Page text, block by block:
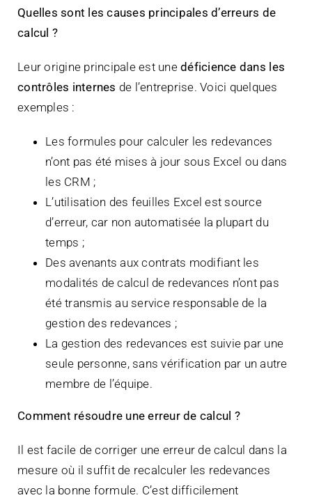
Quelles sont les causes principales d’erreurs de
calcul ?
Leur origine principale est unedéficience dans les
contrôles internes de l’entreprise. Voici quelques
exemples :
Les formules pour calculer les redevances
n’ont pas été mises à jour sous Excel ou dans
les CRM ;
L’utilisation des feuilles Excel est source
d’erreur, car non automatisée la plupart du
temps ;
Des avenants aux contrats modifiant les
modalités de calcul de redevances n’ont pas
été transmis au service responsable de la
gestion des redevances ;
La gestion des redevances est suivie par une
seule personne, sans vérification par un autre
membre de l’équipe.
Comment résoudre une erreur de calcul ?
Il est facile de corriger une erreur de calcul dans la
mesure où il suffit de recalculer les redevances
avec la bonne formule. C’est difficilement